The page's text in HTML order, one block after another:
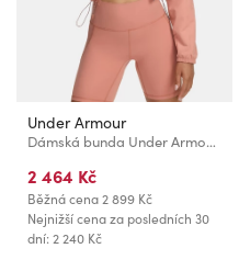
Under Armour
Dámská bunda Under Armour UA Unstoppable Woven HD Jkt
2 464 Kč
Běžná cena2 899 Kč
Nejnižší cena za posledních 30
dní: 2 240 Kč